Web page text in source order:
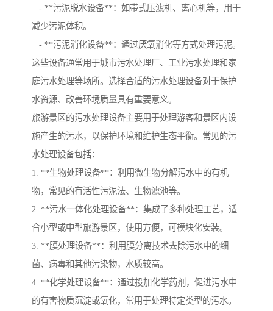
- **污泥脱水设备**：如带式压滤机、离心机等，用于
减少污泥体积。
- **污泥消化设备**：通过厌氧消化等方式处理污泥。
这些设备通常用于城市污水处理厂、工业污水处理和家
庭污水处理等场所。选择合适的污水处理设备对于保护
水资源、改善环境质量具有重要意义。
旅游景区的污水处理设备主要用于处理游客和景区内设
施产生的污水，以保护环境和维护生态平衡。常见的污
水处理设备包括：
1. **生物处理设备**：利用微生物分解污水中的有机
物，常见的有活性污泥法、生物滤池等。
2. **污水一体化处理设备**：集成了多种处理工艺，适
合小型或中型旅游景区，使用方便，可模块化安装。
3. **膜处理设备**：利用膜分离技术去除污水中的细
菌、病毒和其他污染物，水质较高。
4. **化学处理设备**：通过投加化学药剂，促进污水中
的有害物质沉淀或氧化，常用于处理特定类型的污水。